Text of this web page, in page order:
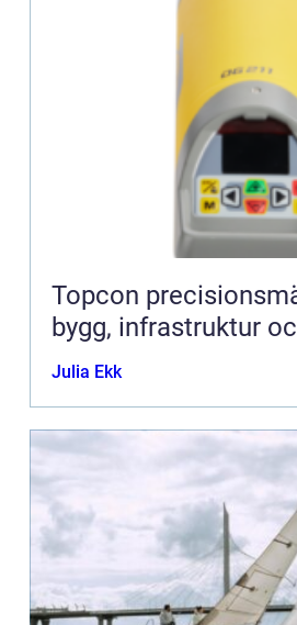
Topcon precisionsmätning för
bygg, infrastruktur
Julia Ekk